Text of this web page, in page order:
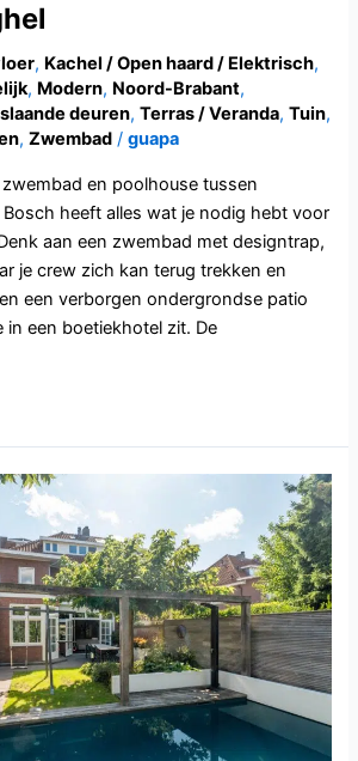
, Kachel / Open haard / Elektrisch,
, Modern, Noord-Brabant,
deuren,Terras / Veranda,Tuin,
,Zwembad /guapa
zwembad en poolhouse tussen
heeft alles wat je nodig hebt voor
aan een zwembad met designtrap,
je crew zich kan terug trekken en
een verborgen ondergrondse patio
in een boetiekhotel zit. De